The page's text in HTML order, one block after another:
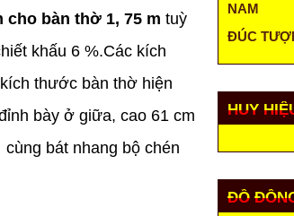
cho bàn thờ 1, 75 m tuỳ
khấu 6 %.Các kích
thước bàn thờ hiện
bày ở giữa, cao 61 cm
bát nhang bộ chén
NAM
ĐÚC
HUY
ĐỒ